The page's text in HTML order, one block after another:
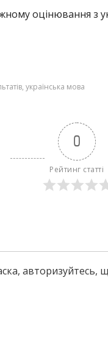
оцінювання з
, українська мова
0
Рейтинг статті
авторизуйтесь,